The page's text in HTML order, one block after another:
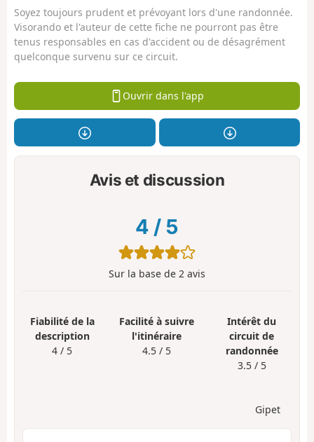
Soyez toujours prudent et prévoyant lors d'une randonnée.
Visorando et l'auteur de cette fiche ne pourront pas être
tenus responsables en cas d'accident ou de désagrément
quelconque survenu sur ce circuit.
Ouvrir dans l'app
Avis et discussion
4 / 5
Sur la base de 2 avis
Fiabilité de la
description
4 / 5
Facilité à suivre
l'itinéraire
4.5 / 5
Intérêt du
circuit de
randonnée
3.5 / 5
Gipet